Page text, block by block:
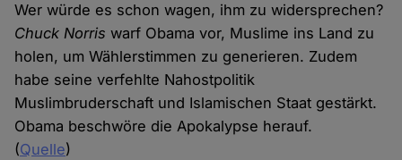
Wer würde es schon wagen, ihm zu widersprechen?
Chuck Norris warf Obama vor, Muslime ins Land zu
holen, um Wählerstimmen zu generieren. Zudem
habe seine verfehlte Nahostpolitik
Muslimbruderschaft und Islamischen Staat gestärkt.
Obama beschwöre die Apokalypse herauf.
(Quelle)